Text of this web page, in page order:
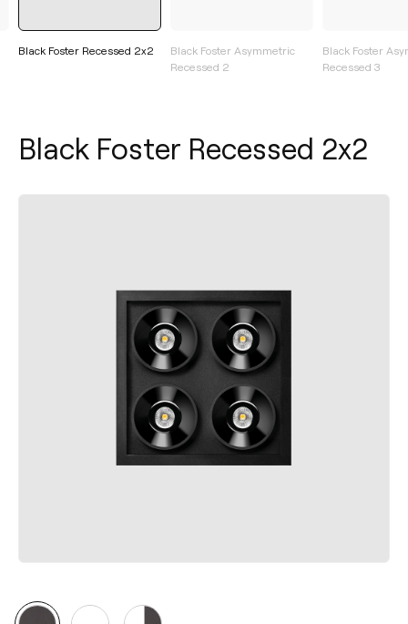
Black Foster Recessed 2x2
Black Foster Asymmetric
Recessed 2
Black Foster
Recessed 3
Black Foster Recessed 2x2